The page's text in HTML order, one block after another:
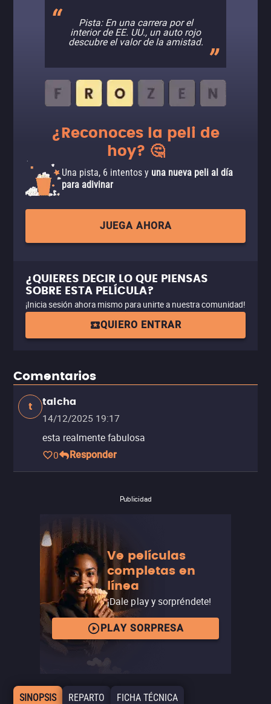
Pista: En una carrera por el
interior de EE. UU., un auto rojo
descubre el valor de la amistad.
¿Reconoces la peli de
hoy? 🤔
Una pista, 6 intentos y una nueva peli al día
para adivinar
JUEGA AHORA
¿QUIERES DECIR LO QUE PIENSAS
SOBRE ESTA PELÍCULA?
¡Inicia sesión ahora mismo para unirte a nuestra comunidad!
QUIERO ENTRAR
Comentarios
t taicha
14/12/2025 19:17
esta realmente fabulosa
0
Responder
Publicidad
Ve películas
completas en
línea
¡Dale play y sorpréndete!
PLAY SORPRESA
SINOPSIS REPARTO FICHA TÉCNICA